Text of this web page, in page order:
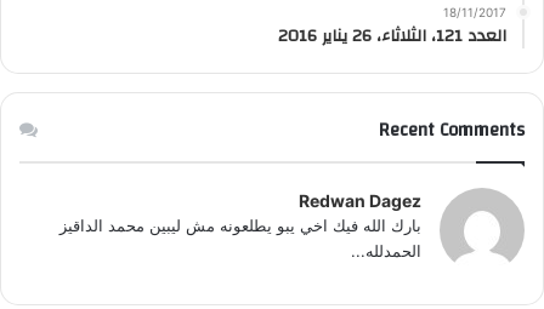
18/11/2017
العدد 121، الثلاثاء، 26 يناير 2016
Recent Comments
Redwan Dagez
بارك الله فيك اخي يبو يطلعونه مش ليبين محمد الداقيز
الحمدلله...